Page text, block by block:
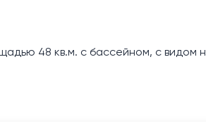
48 кв.м. с бассейном, с видом